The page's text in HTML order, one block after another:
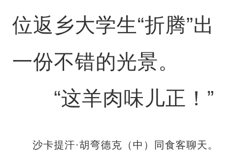
位返乡大学生“折腾”出
一份不错的光景。
“这羊肉味儿正！”
沙卡提汗·胡弯德克（中）同食客聊天。